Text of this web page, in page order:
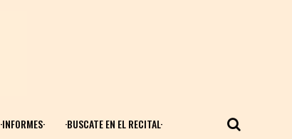
·INFORMES· ·BUSCATE EN EL RECITAL·